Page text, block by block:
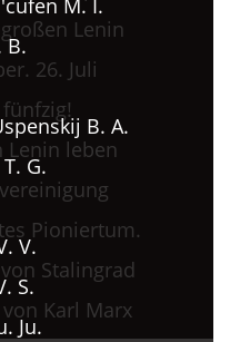
M. I.
Lenin
B.
26. Juli
B. A.
Lenin leben
G.
Pioniertum.
V.
Stalingrad
S.
Karl Marx
Ju.